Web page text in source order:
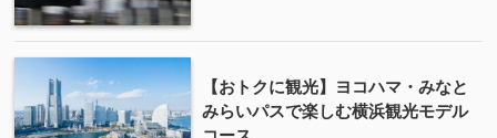
【おトクに観光】ヨコハマ・みなと
みらいパスで楽しむ横浜観光モデル